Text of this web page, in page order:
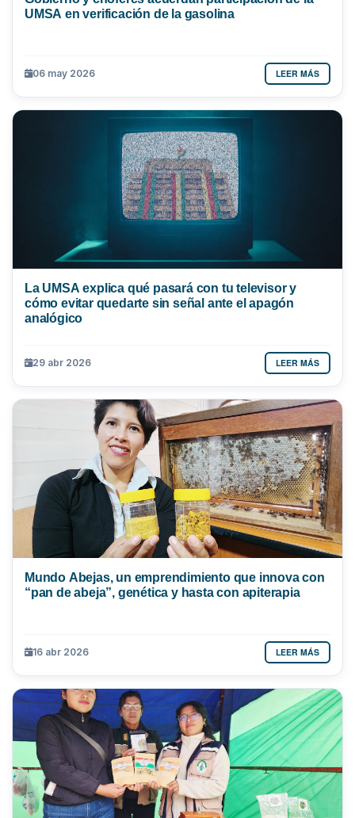
UMSA en verificación de la gasolina
06 may 2026 LEER MÁS
La UMSA explica qué pasará con tu televisor y
cómo evitar quedarte sin señal ante el apagón
analógico
29 abr 2026 LEER MÁS
Mundo Abejas, un emprendimiento que innova con
“pan de abeja”, genética y hasta con apiterapia
16 abr 2026 LEER MÁS